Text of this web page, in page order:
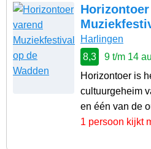
Horizontoer
Harlingen
8,3
9 t/m 14
Horizontoer is
cultuurgeheim
en één van de
1 persoon kijkt